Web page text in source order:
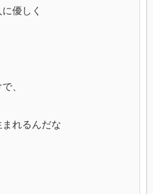
優しく
、
れるんだな